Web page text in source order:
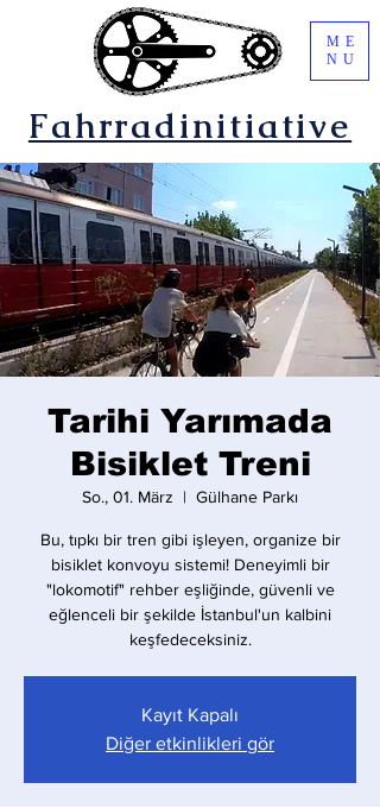
Fahrradinitiative
ME
NU
Tarihi Yarımada
Bisiklet Treni
So., 01. März
  |
Gülhane Parkı
Bu, tıpkı bir tren gibi işleyen, organize bir
bisiklet konvoyu sistemi! Deneyimli bir
"lokomotif" rehber eşliğinde, güvenli ve
eğlenceli bir şekilde İstanbul'un kalbini
keşfedeceksiniz.
Kayıt Kapalı
Diğer etkinlikleri gör